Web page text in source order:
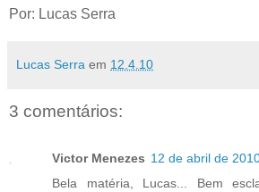
Por: Lucas Serra
Lucas Serra em 12.4.10
3 comentários:
Victor Menezes 12 de abril de
Bela matéria, Lucas... Bem